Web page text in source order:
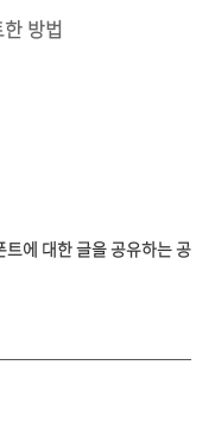
방법
에 대한 글을 공유하는 공